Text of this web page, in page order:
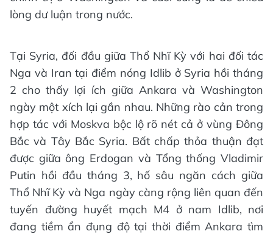
lòng dư luận trong nước.
Tại Syria, đối đầu giữa Thổ Nhĩ Kỳ với hai đối tác
Nga và Iran tại điểm nóng Idlib ở Syria hồi tháng
2 cho thấy lợi ích giữa Ankara và Washington
ngày một xích lại gần nhau. Những rào cản trong
hợp tác với Moskva bộc lộ rõ nét cả ở vùng Đông
Bắc và Tây Bắc Syria. Bất chấp thỏa thuận đạt
được giữa ông Erdogan và Tổng thống Vladimir
Putin hồi đầu tháng 3, hố sâu ngăn cách giữa
Thổ Nhĩ Kỳ và Nga ngày càng rộng liên quan đến
tuyến đường huyết mạch M4 ở nam Idlib, nơi
đang tiềm ẩn đụng độ tại thời điểm Ankara tìm